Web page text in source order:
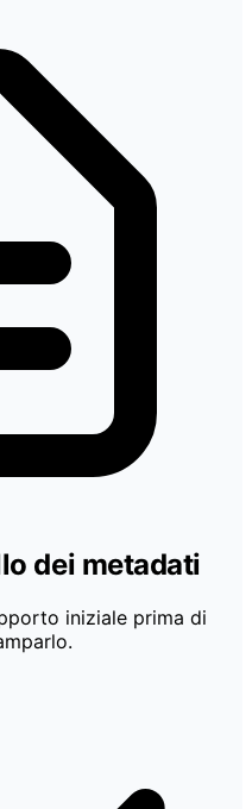
dei metadati
iniziale prima di